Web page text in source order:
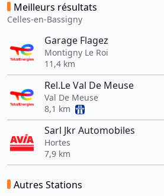
Meilleurs résultats
Celles-en-Bassigny
Garage Flagez
Montigny Le Roi
11,4 km
Rel.Le Val De Meuse
Val De Meuse
8,1 km
Sarl Jkr Automobiles
Hortes
7,9 km
Autres Stations